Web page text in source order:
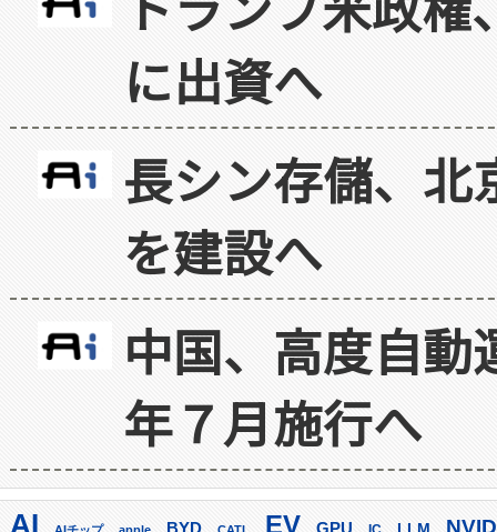
に出資へ
長シン存儲、北
を建設へ
中国、高度自
年７月施行へ
AI EV